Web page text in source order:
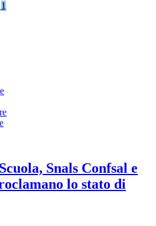
1
Snals Confsal e
lo stato di